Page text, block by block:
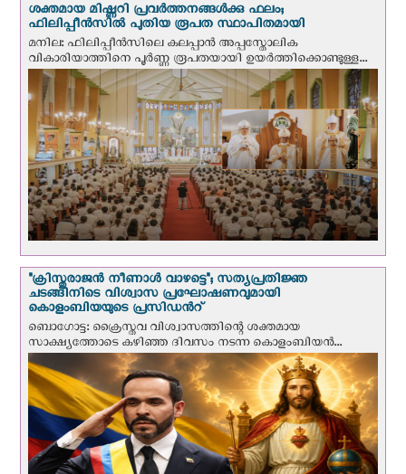
ശക്തമായ മിഷ്ണറി പ്രവർത്തനങ്ങൾക്കു ഫലം;
ഫിലിപ്പീൻസിൽ പുതിയ രൂപത സ്ഥാപിതമായി
മനില: ഫിലിപ്പീൻസിലെ കലപ്പാൻ അപ്പസ്തോലിക
വികാരിയാത്തിനെ പൂർണ്ണ രൂപതയായി ഉയർത്തിക്കൊണ്ടുള്ള...
"ക്രിസ്തുരാജന്‍ നീണാള്‍ വാഴട്ടെ"; സത്യപ്രതിജ്ഞ
ചടങ്ങിനിടെ വിശ്വാസ പ്രഘോഷണവുമായി
കൊളംബിയയുടെ പ്രസിഡന്‍റ്
ബൊഗോട്ട: ക്രൈസ്തവ വിശ്വാസത്തിന്റെ ശക്തമായ
സാക്ഷ്യത്തോടെ കഴിഞ്ഞ ദിവസം നടന്ന കൊളംബിയന്‍...